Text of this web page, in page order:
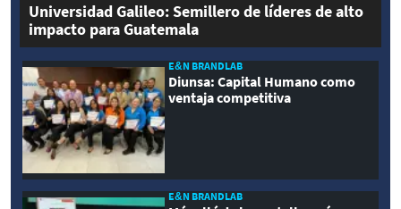
Universidad Galileo: Semillero de líderes de alto
impacto para Guatemala
E&N BRANDLAB
Diunsa: Capital Humano como
ventaja competitiva
E&N BRANDLAB